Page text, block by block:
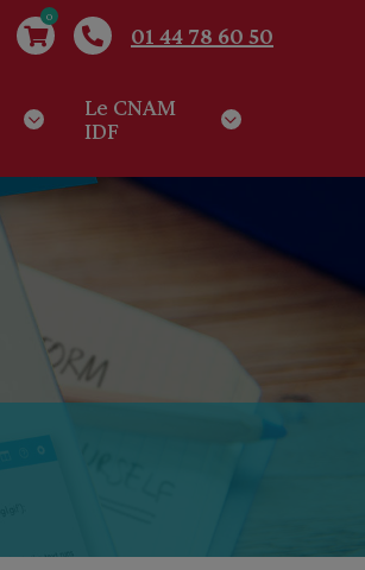
0
01 44 78 60 50
Le CNAM
IDF